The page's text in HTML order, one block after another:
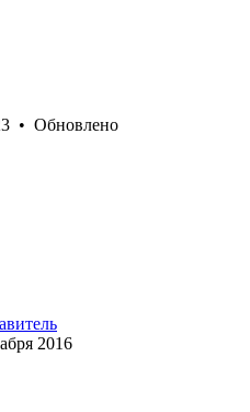
• Обновлено
2016